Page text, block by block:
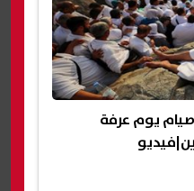
صيام يوم عرفة